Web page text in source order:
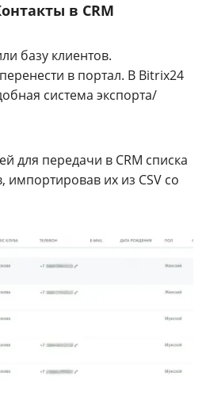
в CRM
базу клиентов.
в портал. В Bitrix24
система экспорта/
для передачи в CRM списка
их из CSV со